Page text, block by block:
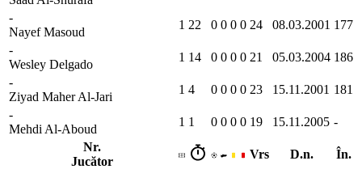
-
Nayef Masoud
1 22 0 0 0 0 24 08.03.2001 177
-
Wesley Delgado
1 14 0 0 0 0 21 05.03.2004 186
-
Ziyad Maher Al-Jari
1 4 0 0 0 0 23 15.11.2001 181
-
Mehdi Al-Aboud
1 1 0 0 0 0 19 15.11.2005 -
Nr.
Jucător
Vrs D.n. În.